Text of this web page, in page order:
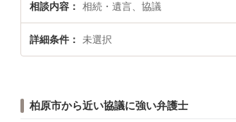
相談内容 相続・遺言、協議
詳細条件 未選択
柏原市から近い協議に強い弁護士